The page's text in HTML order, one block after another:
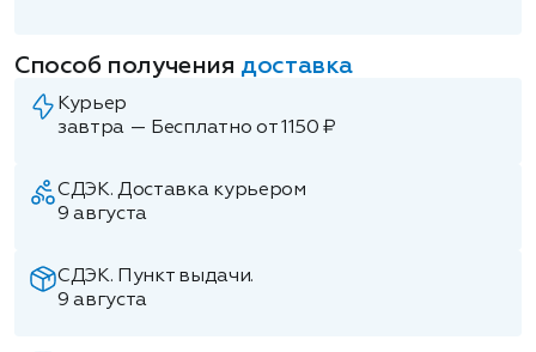
Способ получения доставка
Курьер
завтра — Бесплатно от 1150 ₽
СДЭК. Доставка курьером
9 августа
СДЭК. Пункт выдачи.
9 августа